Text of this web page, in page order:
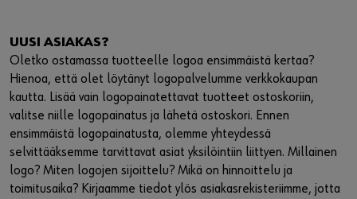
UUSI ASIAKAS?
Oletko ostamassa tuotteelle logoa ensimmäistä kertaa?
Hienoa, että olet löytänyt logopalvelumme verkkokaupan
kautta. Lisää vain logopainatettavat tuotteet ostoskoriin,
valitse niille logopainatus ja lähetä ostoskori. Ennen
ensimmäistä logopainatusta, olemme yhteydessä
selvittääksemme tarvittavat asiat yksilöintiin liittyen. Millainen
logo? Miten logojen sijoittelu? Mikä on hinnoittelu ja
toimitusaika? Kirjaamme tiedot ylös asiakasrekisteriimme, jotta